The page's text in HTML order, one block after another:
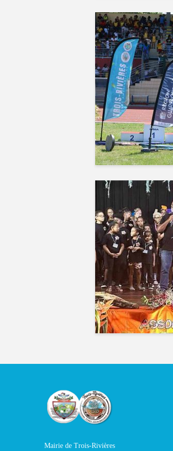
Mairie de Trois-Rivières